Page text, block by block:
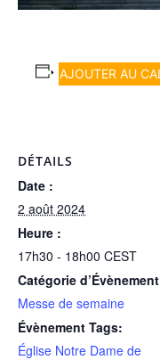
AJOUTER AU
DÉTAILS
Date :
2 août 2024
Heure :
17h30 - 18h00 CEST
Catégorie
Messe de semaine
Évènement Tags:
Église Notre Dame de